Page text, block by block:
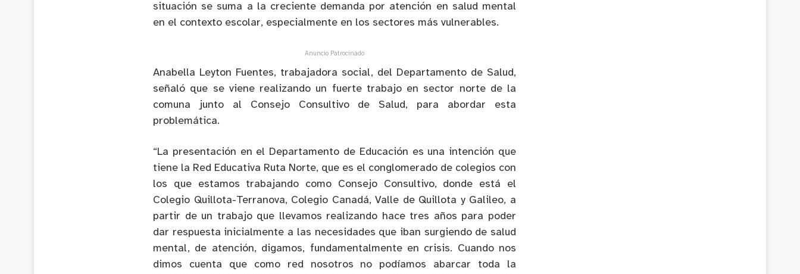
situación se suma a la creciente demanda por atención en salud mental
en el contexto escolar, especialmente en los sectores más vulnerables.
Anuncio Patrocinado
Anabella Leyton Fuentes, trabajadora social, del Departamento de Salud,
señaló que se viene realizando un fuerte trabajo en sector norte de la
comuna junto al Consejo Consultivo de Salud, para abordar esta
problemática.
“La presentación en el Departamento de Educación es una intención que
tiene la Red Educativa Ruta Norte, que es el conglomerado de colegios con
los que estamos trabajando como Consejo Consultivo, donde está el
Colegio Quillota-Terranova, Colegio Canadá, Valle de Quillota y Galileo, a
partir de un trabajo que llevamos realizando hace tres años para poder
dar respuesta inicialmente a las necesidades que iban surgiendo de salud
mental, de atención, digamos, fundamentalmente en crisis. Cuando nos
dimos cuenta que como red nosotros no podíamos abarcar toda la